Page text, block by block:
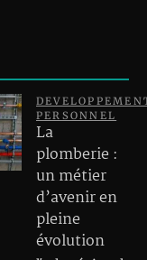
PERSONNEL
La
plomberie :
un métier
d’avenir en
pleine
évolution